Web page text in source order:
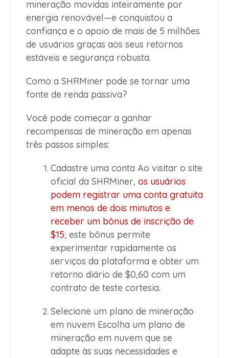
mineração movidas inteiramente por
energia renovável—e conquistou a
confiança e o apoio de mais de 5 milhões
de usuários graças aos seus retornos
estáveis e segurança robusta.
Como a SHRMiner pode se tornar uma
fonte de renda passiva?
Você pode começar a ganhar
recompensas de mineração em apenas
três passos simples:
Cadastre uma conta Ao visitar o site
oficial da SHRMiner, os usuários
podem registrar uma conta gratuita
em menos de dois minutos e
receber um bônus de inscrição de
$15; este bônus permite
experimentar rapidamente os
serviços da plataforma e obter um
retorno diário de $0,60 com um
contrato de teste cortesia.
Selecione um plano de mineração
em nuvem Escolha um plano de
mineração em nuvem que se
adapte às suas necessidades e